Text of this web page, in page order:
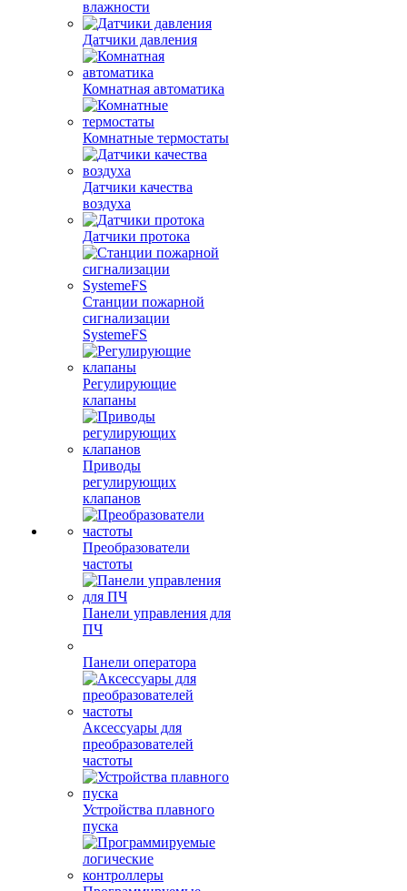
влажности
Датчики давления
Комнатная автоматика
Комнатные термостаты
Датчики качества
воздуха
Датчики протока
Станции пожарной
сигнализации
SystemeFS
Регулирующие
клапаны
Приводы
регулирующих
клапанов
Преобразователи
частоты
Панели управления для
ПЧ
Панели оператора
Аксессуары для
преобразователей
частоты
Устройства плавного
пуска